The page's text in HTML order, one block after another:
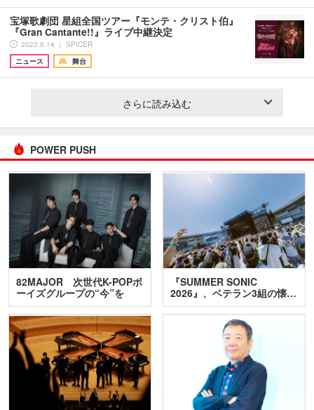
宝塚歌劇団 星組全国ツアー『モンテ・クリスト伯』
『Gran Cantante!!』ライブ中継決定
2022.8.14 ｜ SPICER
ニュース
舞台
さらに読み込む
POWER PUSH
82MAJOR 次世代K-POPボ
ーイズグループの“今”を
訊…
『SUMMER SONIC
2026』、ベテラン3組の懐…